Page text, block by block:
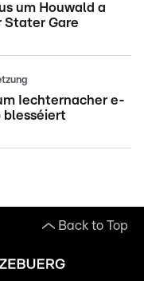
um Houwald a
Stater Gare
Iechternacher e-
blesséiert
Back to Top